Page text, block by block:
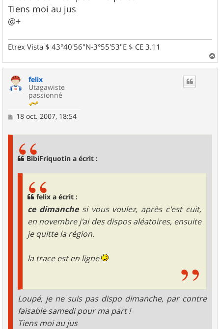
Tiens moi au jus
@+
Etrex Vista $ 43°40'56"N-3°55'53"E $ CE 3.11
a
felix
Utagawiste
passionné
M18 oct. 2007, 18:54
BibiFriquotin a écrit :
felix a écrit :
ce dimanchesi vous voulez, après c'est cuit,
en novembre j'ai des dispos aléatoires, ensuite
je quitte la région.
la trace est en ligne
Loupé, je ne suis pas dispo dimanche, par contre
faisable samedi pour ma part !
Tiens moi au jus